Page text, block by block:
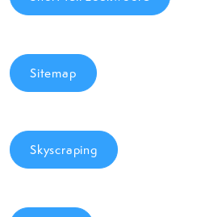
Sitemap
Skyscraping